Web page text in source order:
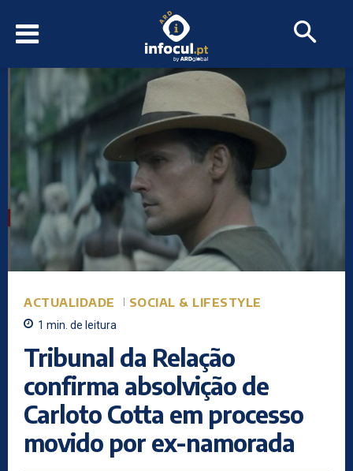
ACTUALIDADE SOCIAL & LIFESTYLE
1 min. de leitura
Tribunal da Relação
confirma absolvição de
Carloto Cotta em processo
movido por ex-namorada